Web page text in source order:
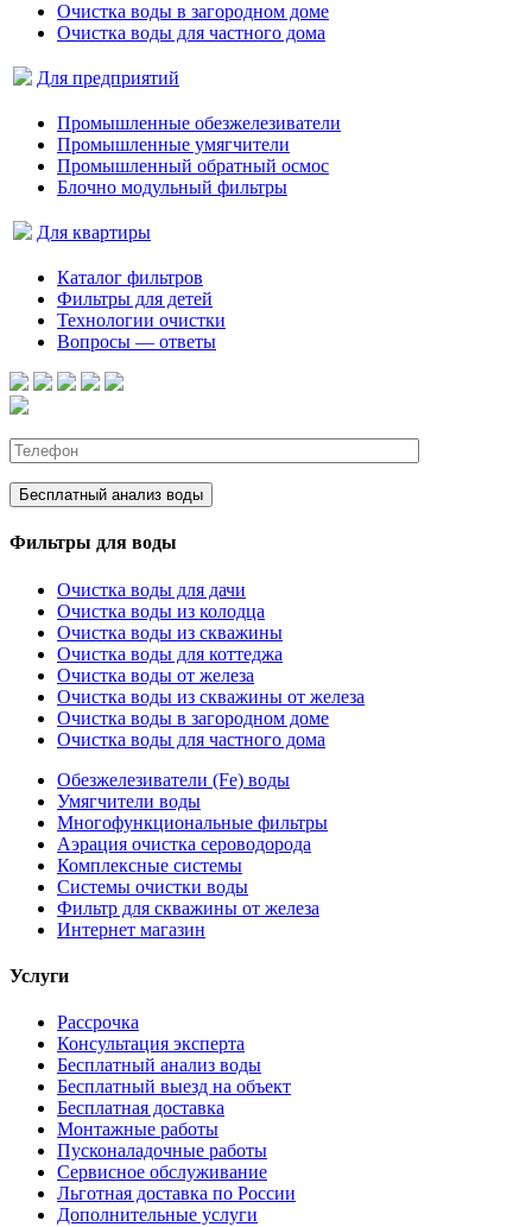
Очистка воды в загородном доме
Очистка воды для частного дома
Для предприятий
Промышленные обезжелезиватели
Промышленные умягчители
Промышленный обратный осмос
Блочно модульный фильтры
Для квартиры
Каталог фильтров
Фильтры для детей
Технологии очистки
Вопросы — ответы
Фильтры для воды
Очистка воды для дачи
Очистка воды из колодца
Очистка воды из скважины
Очистка воды для коттеджа
Очистка воды от железа
Очистка воды из скважины от железа
Очистка воды в загородном доме
Очистка воды для частного дома
Обезжелезиватели (Fe) воды
Умягчители воды
Многофункциональные фильтры
Аэрация очистка сероводорода
Комплексные системы
Системы очистки воды
Фильтр для скважины от железа
Интернет магазин
Услуги
Рассрочка
Консультация эксперта
Бесплатный анализ воды
Бесплатный выезд на объект
Бесплатная доставка
Монтажные работы
Пусконаладочные работы
Сервисное обслуживание
Льготная доставка по России
Дополнительные услуги